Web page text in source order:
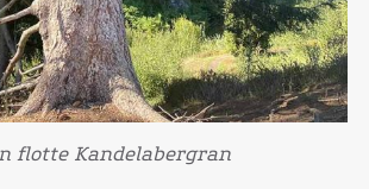
flotte Kandelabergran